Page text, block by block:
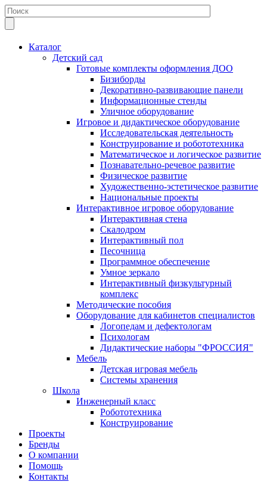
Каталог
Детский сад
Готовые комплекты оформления ДОО
Бизиборды
Декоративно-развивающие панели
Информационные стенды
Уличное оборудование
Игровое и дидактическое оборудование
Исследовательская деятельность
Конструирование и робототехника
Математическое и логическое развитие
Познавательно-речевое развитие
Физическое развитие
Художественно-эстетическое развитие
Национальные проекты
Интерактивное игровое оборудование
Интерактивная стена
Скалодром
Интерактивный пол
Песочница
Программное обеспечение
Умное зеркало
Интерактивный физкультурный
комплекс
Методические пособия
Оборудование для кабинетов специалистов
Логопедам и дефектологам
Психологам
Дидактические наборы "ФРОССИЯ"
Мебель
Детская игровая мебель
Системы хранения
Школа
Инженерный класс
Робототехника
Конструирование
Проекты
Бренды
О компании
Помощь
Контакты